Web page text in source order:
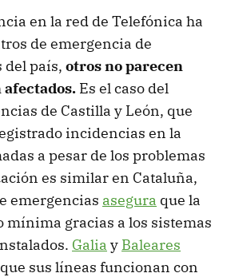
en la red de Telefónica ha
de emergencia de
del país, otros no parecen
Es el caso del
de Castilla y León, que
incidencias en la
a pesar de los problemas
es similar en Cataluña,
emergencias asegura que la
mínima gracias a los sistemas
Galia y Baleares
sus líneas funcionan con